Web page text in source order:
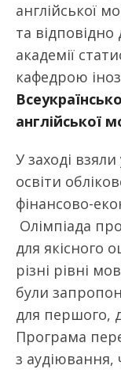
англійської
та
академії
кафедрою
англійської
У заході
освіти
фінансово-
Олімпіада
для якісного
різні рівні
були
для першого,
Програма
з